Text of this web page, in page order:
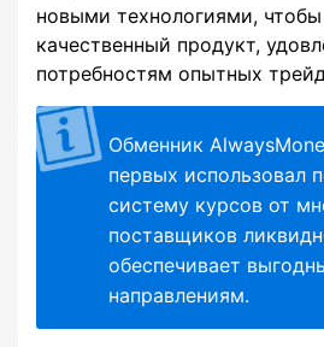
новыми технологиями,
качественный продукт,
потребностям опытных
Обменник
первых использовал
систему курсов от
поставщиков
обеспечивает
направлениям.